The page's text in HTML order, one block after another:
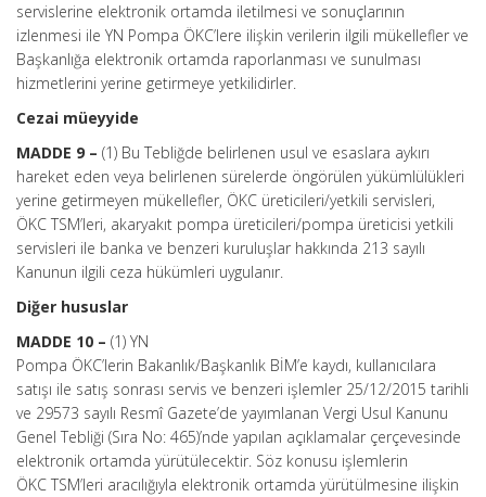
servislerine elektronik ortamda iletilmesi ve sonuçlarının
izlenmesi ile YN Pompa ÖKC’lere ilişkin verilerin ilgili mükellefler ve
Başkanlığa elektronik ortamda raporlanması ve sunulması
hizmetlerini yerine getirmeye yetkilidirler.
Cezai müeyyide
MADDE 9 – (1) Bu Tebliğde belirlenen usul ve esaslara aykırı
hareket eden veya belirlenen sürelerde öngörülen yükümlülükleri
yerine getirmeyen mükellefler, ÖKC üreticileri/yetkili servisleri,
ÖKC TSM’leri, akaryakıt pompa üreticileri/pompa üreticisi yetkili
servisleri ile banka ve benzeri kuruluşlar hakkında 213 sayılı
Kanunun ilgili ceza hükümleri uygulanır.
Diğer hususlar
MADDE 10 – (1) YN
Pompa ÖKC’lerin Bakanlık/Başkanlık BİM’e kaydı, kullanıcılara
satışı ile satış sonrası servis ve benzeri işlemler 25/12/2015 tarihli
ve 29573 sayılı Resmî Gazete’de yayımlanan Vergi Usul Kanunu
Genel Tebliği (Sıra No: 465)’nde yapılan açıklamalar çerçevesinde
elektronik ortamda yürütülecektir. Söz konusu işlemlerin
ÖKC TSM’leri aracılığıyla elektronik ortamda yürütülmesine ilişkin